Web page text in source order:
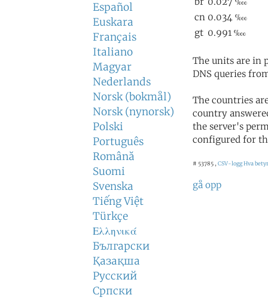
Español
Euskara
Français
Italiano
Magyar
Nederlands
Norsk (bokmål)
Norsk (nynorsk)
Polski
Português
Română
Suomi
Svenska
Tiếng Việt
Türkçe
Ελληνικά
Български
Қазақша
Русский
Српски
The units are in
DNS queries
The countries
country
the server's
configured for
# 53785 , CSV-loggHva
gå opp